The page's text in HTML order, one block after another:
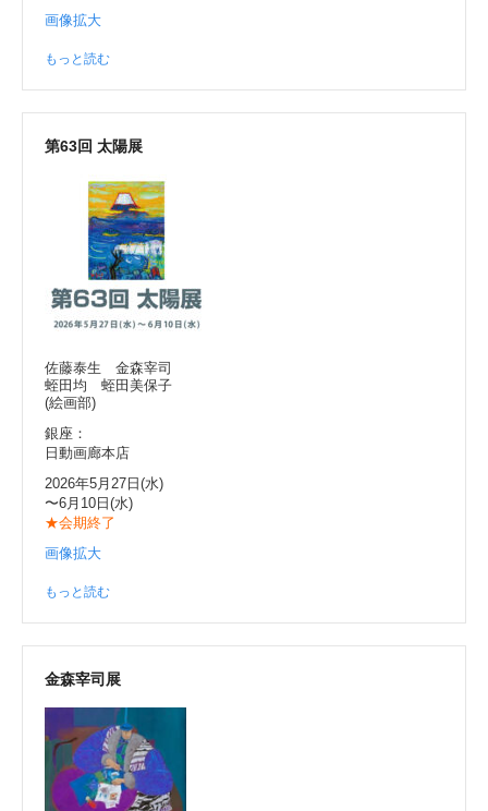
画像拡大
もっと読む
第63回 太陽展
佐藤泰生 金森宰司
蛭田均 蛭田美保子
(絵画部)
銀座：
日動画廊本店
2026年5月27日(水)
〜6月10日(水)
★会期終了
画像拡大
もっと読む
金森宰司展